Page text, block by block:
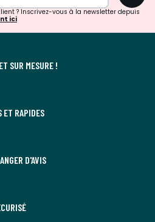
? Inscrivez-vous à la newsletter depuis
ici
SUR MESURE !
ET RAPIDES
D'AVIS